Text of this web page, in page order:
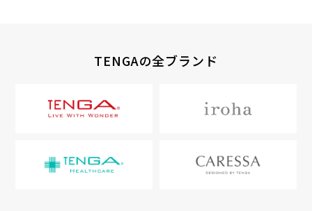
TENGAの全ブランド